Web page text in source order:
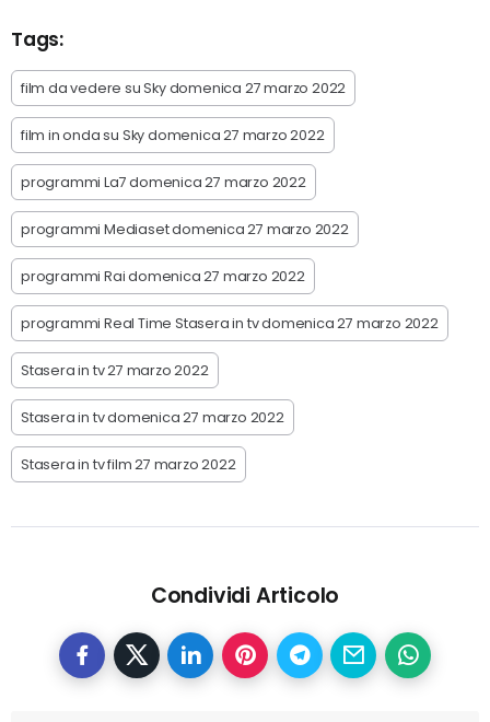
Tags:
film da vedere su Sky domenica 27 marzo 2022
film in onda su Sky domenica 27 marzo 2022
programmi La7 domenica 27 marzo 2022
programmi Mediaset domenica 27 marzo 2022
programmi Rai domenica 27 marzo 2022
programmi Real Time Stasera in tv domenica 27 marzo 2022
Stasera in tv 27 marzo 2022
Stasera in tv domenica 27 marzo 2022
Stasera in tv film 27 marzo 2022
Condividi Articolo